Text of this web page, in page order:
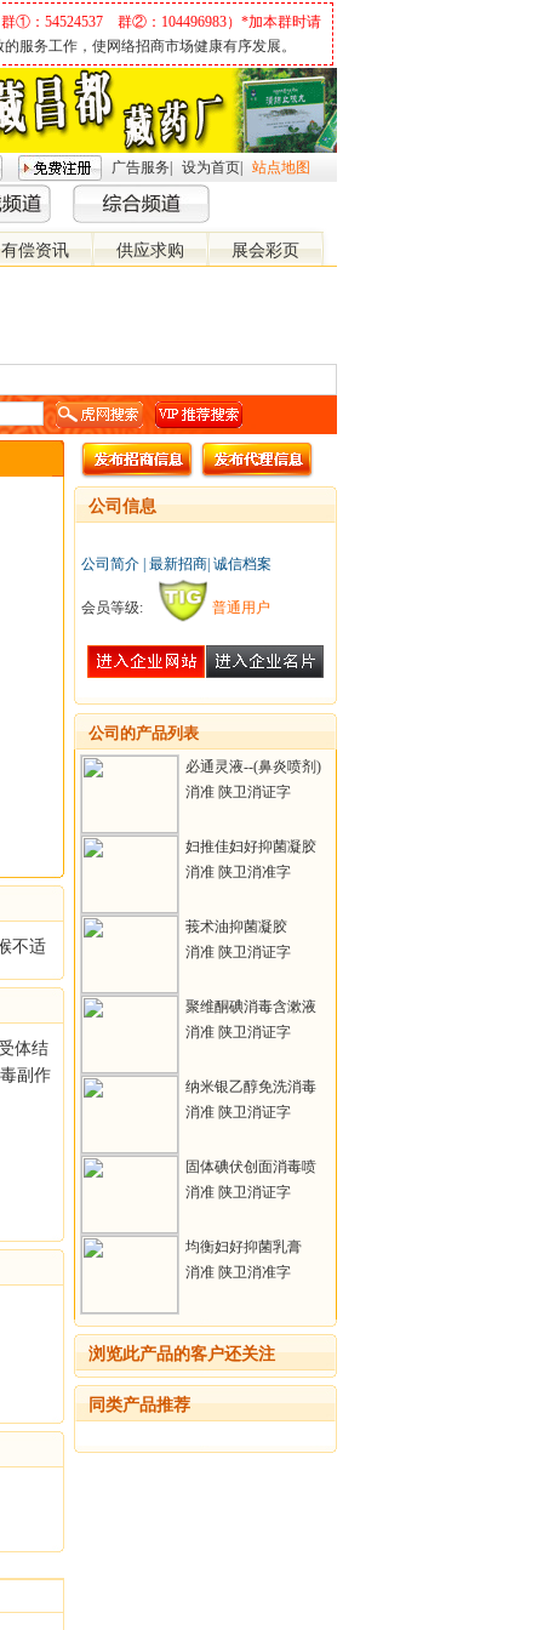
①：54524537 群②：104496983）*加本群时请
服务工作，使网络招商市场健康有序发展。
广告服务| 设为首页| 站点地图
有偿资讯 供应求购 展会彩页
不适
体结
副作
公司信息
公司简介| 最新招商| 诚信档案
会员等级: 普通用户
公司的产品列表
必通灵液--(鼻炎喷剂)
消准 陕卫消证字
妇推佳妇好抑菌凝胶
——(妇科凝胶 )
消准 陕卫消准字
莪术油抑菌凝胶
消准 陕卫消证字
聚维酮碘消毒含漱液
消准 陕卫消证字
纳米银乙醇免洗消毒
液
消准 陕卫消证字
固体碘伏创面消毒喷
雾剂
消准 陕卫消证字
均衡妇好抑菌乳膏
消准 陕卫消准字
浏览此产品的客户还关注
同类产品推荐